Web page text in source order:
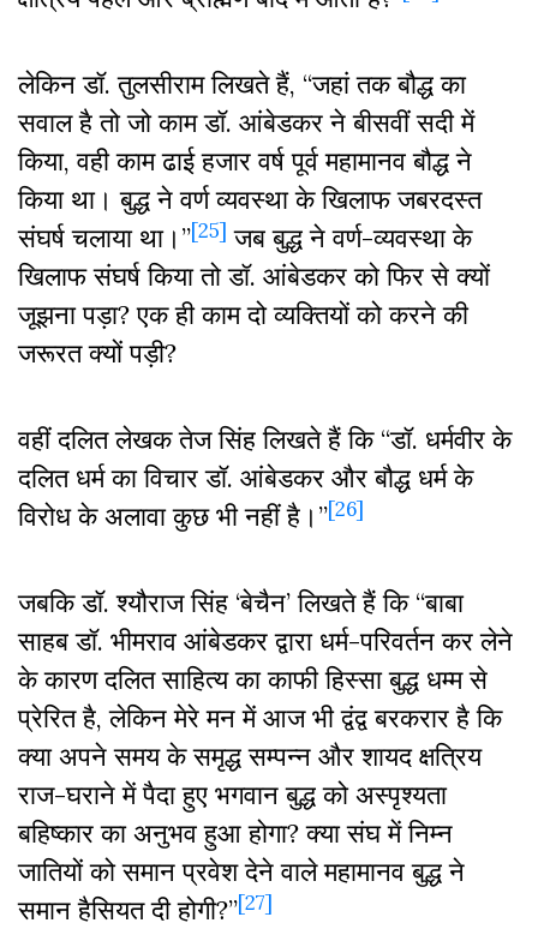
लेकिन डॉ. तुलसीराम लिखते हैं, “जहां तक बौद्ध का
सवाल है तो जो काम डॉ. आंबेडकर ने बीसवीं सदी में
किया, वही काम ढाई हजार वर्ष पूर्व महामानव बौद्ध ने
किया था। बुद्ध ने वर्ण व्यवस्था के खिलाफ जबरदस्त
संघर्ष चलाया था।”[25] जब बुद्ध ने वर्ण-व्यवस्था के
खिलाफ संघर्ष किया तो डॉ. आंबेडकर को फिर से क्यों
जूझना पड़ा? एक ही काम दो व्यक्तियों को करने की
जरूरत क्यों पड़ी?
वहीं दलित लेखक तेज सिंह लिखते हैं कि “डॉ. धर्मवीर के
दलित धर्म का विचार डॉ. आंबेडकर और बौद्ध धर्म के
विरोध के अलावा कुछ भी नहीं है।”[26]
जबकि डॉ. श्यौराज सिंह ‘बेचैन’ लिखते हैं कि “बाबा
साहब डॉ. भीमराव आंबेडकर द्वारा धर्म-परिवर्तन कर लेने
के कारण दलित साहित्य का काफी हिस्सा बुद्ध धम्म से
प्रेरित है, लेकिन मेरे मन में आज भी द्वंद्व बरकरार है कि
क्या अपने समय के समृद्ध सम्पन्न और शायद क्षत्रिय
राज-घराने में पैदा हुए भगवान बुद्ध को अस्पृश्यता
बहिष्कार का अनुभव हुआ होगा? क्या संघ में निम्न
जातियों को समान प्रवेश देने वाले महामानव बुद्ध ने
समान हैसियत दी होगी?”[27]